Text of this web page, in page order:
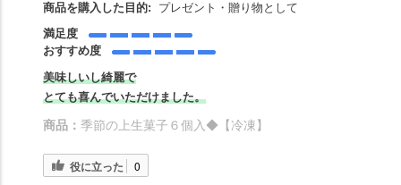
商品を購入した目的:
プレゼント・贈り物として
満足度
おすすめ度
美味しいし綺麗で
とても喜んでいただけました。
商品： 季節の上生菓子６個入◆【冷凍】
役に立った 0